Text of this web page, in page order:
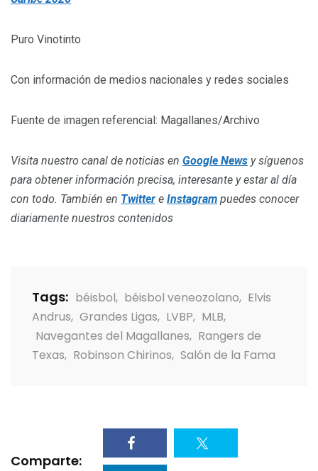
Puro Vinotinto
Con información de medios nacionales y redes sociales
Fuente de imagen referencial: Magallanes/Archivo
Visita nuestro canal de noticias en Google News y síguenos
para obtener información precisa, interesante y estar al día
con todo. También en Twitter e Instagram puedes conocer
diariamente nuestros contenidos
Tags: béisbol, béisbol veneozolano, Elvis
Andrus, Grandes Ligas, LVBP, MLB,
Navegantes del Magallanes, Rangers de
Texas, Robinson Chirinos, Salón de la Fama
Comparte: